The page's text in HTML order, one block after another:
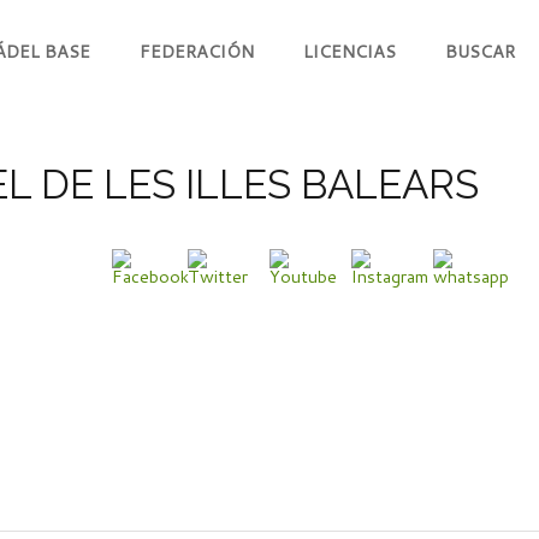
BASE FEDERACIÓN LICENCIAS BUSCAR
DE LES ILLES BALEARS